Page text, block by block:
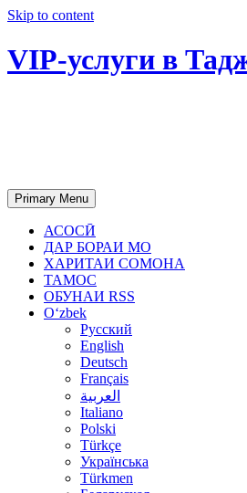
Skip to content
VIP-услуги в
Primary Menu
АСОСӢ
ДАР БОРАИ МО
ХАРИТАИ СОМОНА
ТАМОС
ОБУНАИ RSS
Oʻzbek
Русский
English
Deutsch
Français
العربية
Italiano
Polski
Türkçe
Українська
Türkmen